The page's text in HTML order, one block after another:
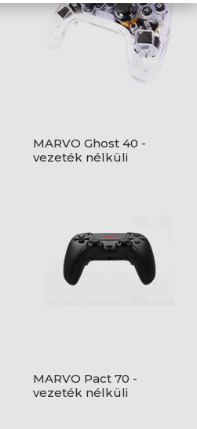
MARVO Ghost 40 -
vezeték nélküli
MARVO Pact 70 -
vezeték nélküli